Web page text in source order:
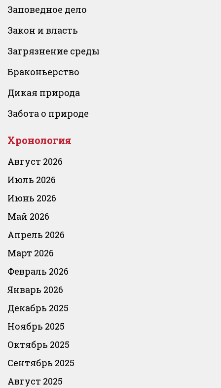
Заповедное дело
Закон и власть
Загрязнение среды
Браконьерство
Дикая природа
Забота о природе
Хронология
Август 2026
Июль 2026
Июнь 2026
Май 2026
Апрель 2026
Март 2026
Февраль 2026
Январь 2026
Декабрь 2025
Ноябрь 2025
Октябрь 2025
Сентябрь 2025
Август 2025